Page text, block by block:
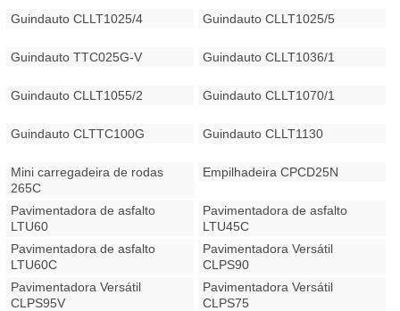
Guindauto CLLT1025/4 Guindauto CLLT1025/5
Guindauto TTC025G-V Guindauto CLLT1036/1
Guindauto CLLT1055/2 Guindauto CLLT1070/1
Guindauto CLTTC100G Guindauto CLLT1130
Mini carregadeira de rodas
265C
Empilhadeira CPCD25N
Pavimentadora de asfalto
LTU60
Pavimentadora de asfalto
LTU45C
Pavimentadora de asfalto
LTU60C
Pavimentadora Versátil
CLPS90
Pavimentadora Versátil
CLPS95V
Pavimentadora Versátil
CLPS75